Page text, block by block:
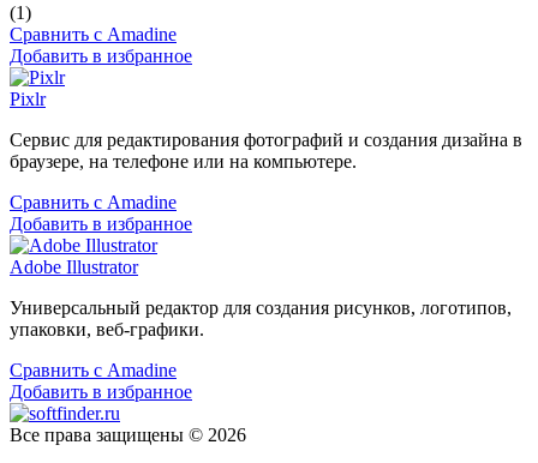
(1)
Сравнить с Amadine
Добавить в избранное
Pixlr
Сервис для редактирования фотографий и создания дизайна в
браузере, на телефоне или на компьютере.
Сравнить с Amadine
Добавить в избранное
Adobe Illustrator
Универсальный редактор для создания рисунков, логотипов,
упаковки, веб-графики.
Сравнить с Amadine
Добавить в избранное
Все права защищены © 2026